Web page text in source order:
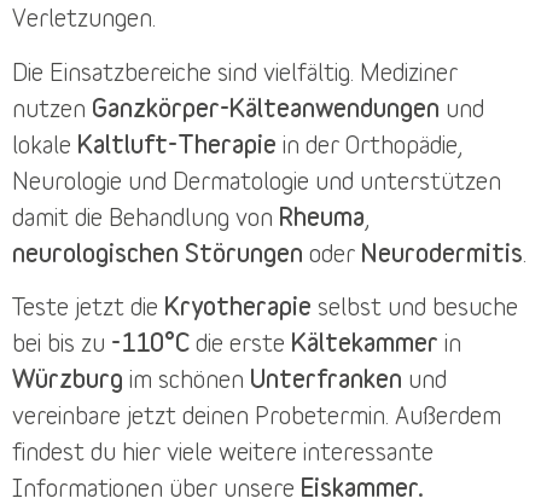
Verletzungen.
Die Einsatzbereiche sind vielfältig. Mediziner
nutzen Ganzkörper-Kälteanwendungen und
lokale Kaltluft-Therapie in der Orthopädie,
Neurologie und Dermatologie und unterstützen
damit die Behandlung von Rheuma
neurologischen Störungen oder Neurodermitis
Teste jetzt die Kryotherapie selbst und besuche
bei bis zu -110°C die erste Kältekammer in
Würzburg im schönen Unterfranken und
vereinbare jetzt deinen Probetermin . Außerdem
findest du hier viele weitere interessante
Informationen über unsere Eiskammer.